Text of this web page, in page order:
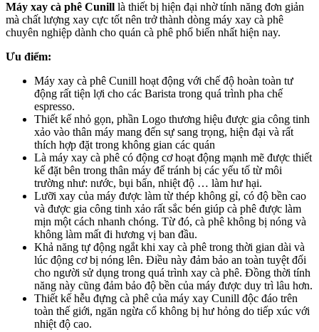
Máy xay cà phê Cunill là thiết bị hiện đại nhờ tính năng đơn giản
mà chất lượng xay cực tốt nên trở thành dòng máy xay cà phê
chuyên nghiệp dành cho quán cà phê phổ biến nhất hiện nay.
Ưu điểm:
Máy xay cà phê Cunill hoạt động với chế độ hoàn toàn tư
động rất tiện lợi cho các Barista trong quá trình pha chế
espresso.
Thiết kế nhỏ gọn, phần Logo thương hiệu được gia công tinh
xảo vào thân máy mang đến sự sang trọng, hiện đại và rất
thích hợp đặt trong không gian các quán
Là máy xay cà phê có động cơ hoạt động mạnh mẽ được thiết
kế đặt bên trong thân máy để tránh bị các yếu tố từ môi
trường như: nước, bụi bẩn, nhiệt độ … làm hư hại.
Lưỡi xay của máy được làm từ thép không gỉ, có độ bền cao
và được gia công tinh xảo rất sắc bén giúp cà phê được làm
mịn một cách nhanh chóng. Từ đó, cà phê không bị nóng và
không làm mất đi hương vị ban đầu.
Khả năng tự động ngắt khi xay cà phê trong thời gian dài và
lúc động cơ bị nóng lên. Điều này đảm bảo an toàn tuyệt đối
cho người sử dụng trong quá trình xay cà phê. Đồng thời tính
năng này cũng đảm bảo độ bền của máy được duy trì lâu hơn.
Thiết kế hễu đựng cà phê của máy xay Cunill độc đáo trên
toàn thế giới, ngăn ngừa cổ không bị hư hỏng do tiếp xúc với
nhiệt độ cao.